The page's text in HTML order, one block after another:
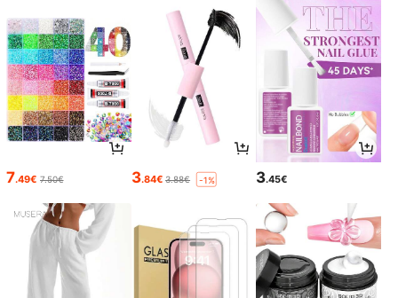
7.49€ 7.50€ 3.84€ 3.88€ -1% 3.45€